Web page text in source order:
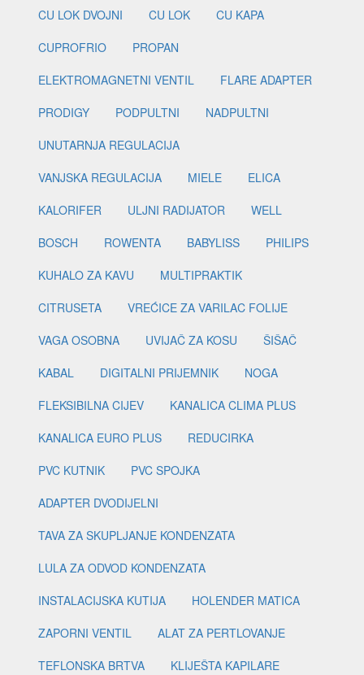
CU LOK DVOJNI
CU LOK
CU KAPA
CUPROFRIO
PROPAN
ELEKTROMAGNETNI VENTIL
FLARE ADAPTER
PRODIGY
PODPULTNI
NADPULTNI
UNUTARNJA REGULACIJA
VANJSKA REGULACIJA
MIELE
ELICA
KALORIFER
ULJNI RADIJATOR
WELL
BOSCH
ROWENTA BABYLISS
PHILIPS
KUHALO ZA KAVU
MULTIPRAKTIK
CITRUSETA
VREĆICE ZA VARILAC FOLIJE
VAGA OSOBNA
UVIJAČ ZA KOSU
ŠIŠAČ
KABAL
DIGITALNI PRIJEMNIK
NOGA
FLEKSIBILNA CIJEV
KANALICA CLIMA PLUS
KANALICA EURO PLUS
REDUCIRKA
PVC KUTNIK
PVC SPOJKA
ADAPTER DVODIJELNI
TAVA ZA SKUPLJANJE KONDENZATA
LULA ZA ODVOD KONDENZATA
INSTALACIJSKA KUTIJA
HOLENDER MATICA
ZAPORNI VENTIL
ALAT ZA PERTLOVANJE
TEFLONSKA BRTVA
KLIJEŠTA KAPILARE